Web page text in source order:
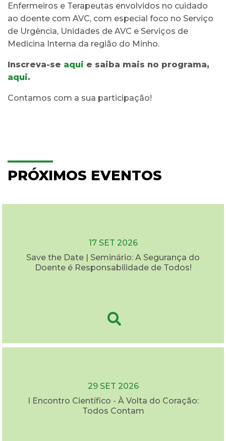
Enfermeiros e Terapeutas envolvidos no cuidado
ao doente com AVC, com especial foco no Serviço
de Urgência, Unidades de AVC e Serviços de
Medicina Interna da região do Minho.
Inscreva-se aqui e saiba mais no programa,
aqui.
Contamos com a sua participação!
PRÓXIMOS EVENTOS
17 SET 2026
Save the Date | Seminário: A Segurança do
Doente é Responsabilidade de Todos!
29 SET 2026
I Encontro Científico - À Volta do Coração:
Todos Contam